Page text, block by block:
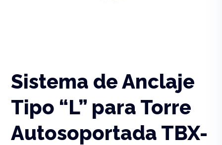
Sistema de Anclaje
Tipo “L” para Torre
Autosoportada TBX-